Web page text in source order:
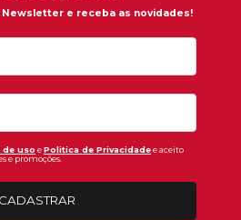
Newsletter e receba as novidades!
de uso ePolitica de Privacidadee aceito
e promoções.
CADASTRAR